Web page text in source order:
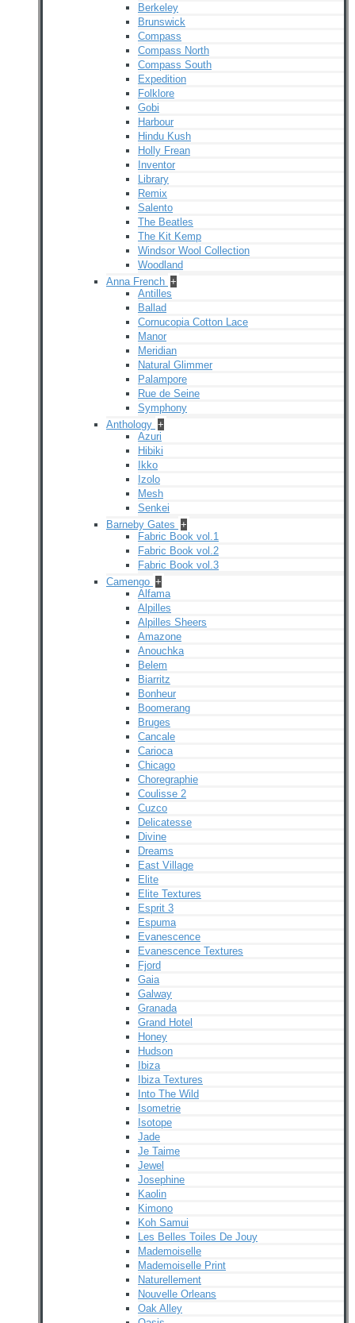
Berkeley
Brunswick
Compass
Compass North
Compass South
Expedition
Folklore
Gobi
Harbour
Hindu Kush
Holly Frean
Inventor
Library
Remix
Salento
The Beatles
The Kit Kemp
Windsor Wool Collection
Woodland
Anna French +
Antilles
Ballad
Cornucopia Cotton Lace
Manor
Meridian
Natural Glimmer
Palampore
Rue de Seine
Symphony
Anthology +
Azuri
Hibiki
Ikko
Izolo
Mesh
Senkei
Barneby Gates +
Fabric Book vol.1
Fabric Book vol.2
Fabric Book vol.3
Camengo +
Alfama
Alpilles
Alpilles Sheers
Amazone
Anouchka
Belem
Biarritz
Bonheur
Boomerang
Bruges
Cancale
Carioca
Chicago
Choregraphie
Coulisse 2
Cuzco
Delicatesse
Divine
Dreams
East Village
Elite
Elite Textures
Esprit 3
Espuma
Evanescence
Evanescence Textures
Fjord
Gaia
Galway
Granada
Grand Hotel
Honey
Hudson
Ibiza
Ibiza Textures
Into The Wild
Isometrie
Isotope
Jade
Je Taime
Jewel
Josephine
Kaolin
Kimono
Koh Samui
Les Belles Toiles De Jouy
Mademoiselle
Mademoiselle Print
Naturellement
Nouvelle Orleans
Oak Alley